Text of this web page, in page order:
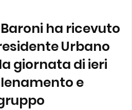
ha ricevuto
Urbano
giornata di ieri
e